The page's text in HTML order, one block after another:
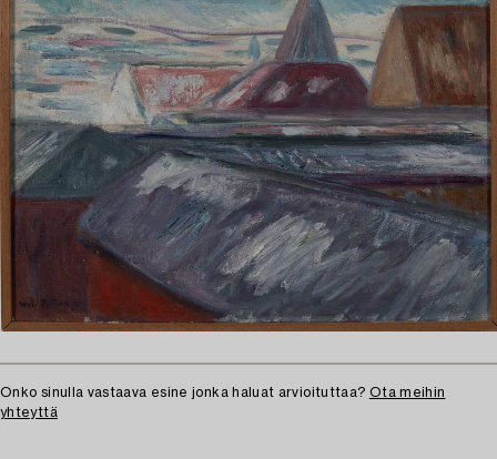
Onko sinulla vastaava esine jonka haluat arvioituttaa? Ota meihin
yhteyttä